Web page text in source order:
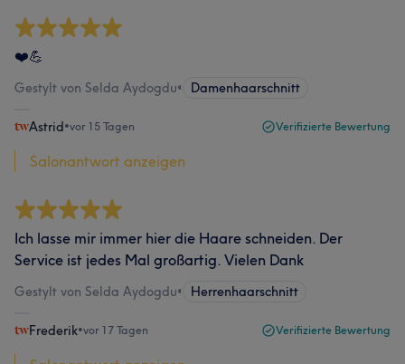
❤️💪
Gestylt von Selda Aydogdu• Damenhaarschnitt
Astrid•vor 15 Tagen Verifizierte Bewertung
Salonantwort anzeigen
Ich lasse mir immer hier die Haare schneiden. Der
Service ist jedes Mal großartig. Vielen Dank
Gestylt von Selda Aydogdu• Herrenhaarschnitt
Frederik•vor 17 Tagen Verifizierte Bewertung